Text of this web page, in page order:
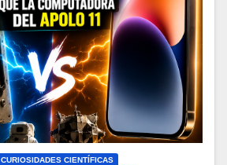
CURIOSIDADES CIENTÍFICAS